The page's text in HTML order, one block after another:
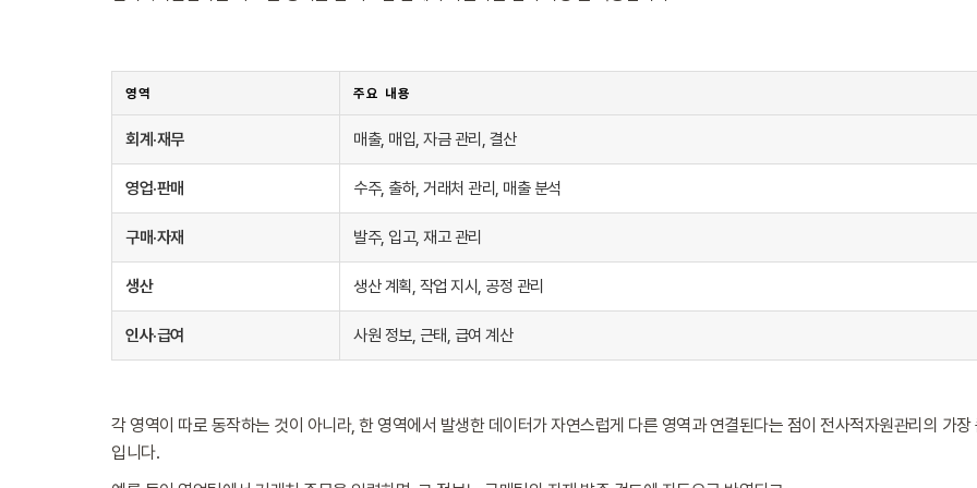
영역 주요 내용
회계·재무 매출, 매입, 자금 관리, 결산
영업·판매 수주, 출하, 거래처 관리, 매출 분석
구매·자재 발주, 입고, 재고 관리
생산 생산 계획, 작업 지시, 공정 관리
인사·급여 사원 정보, 근태, 급여 계산
각 영역이 따로 동작하는 것이 아니라, 한 영역에서 발생한 데이터가 자연스럽게 다른 영역과 연결된다는 점이 전사적자원관리의 가장
입니다.